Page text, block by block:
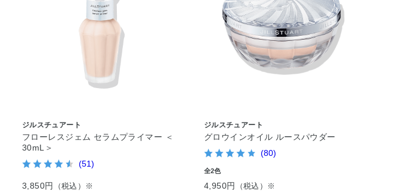
ジルスチュアート
フローレスジェム セラムプライマー ＜
30mL＞
(51)
3,850円 （税込）※
ジルスチュアート
グロウインオイル ルースパウダー
(80)
全2色
4,950円 （税込）※